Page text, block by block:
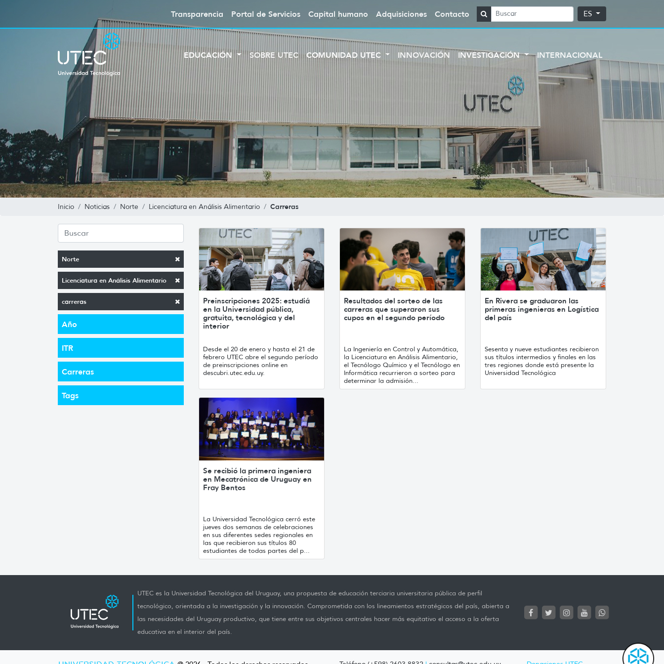
Transparencia Portal de Servicios Capital humano Adquisiciones Contacto ES
EDUCACIÓN SOBRE UTEC COMUNIDAD UTEC INNOVACIÓN INVESTIGACIÓN INTERNACIONAL
Inicio Noticias Norte Licenciatura en Análisis Alimentario Carreras
Norte
Licenciatura en Análisis Alimentario
carreras
Año
ITR
Carreras
Tags
Preinscripciones 2025: estudiá
en la Universidad pública,
gratuita, tecnológica y del
interior
Desde el 20 de enero y hasta el 21 de
febrero UTEC abre el segundo período
de preinscripciones online en
descubri.utec.edu.uy.
Resultados del sorteo de las
carreras que superaron sus
cupos en el segundo período
La Ingeniería en Control y Automática,
la Licenciatura en Análisis Alimentario,
el Tecnólogo Químico y el Tecnólogo en
Informática recurrieron a sorteo para
determinar la admisión...
En Rivera se graduaron las
primeras ingenieras en Logística
del país
Sesenta y nueve estudiantes recibieron
sus títulos intermedios y finales en las
tres regiones donde está presente la
Universidad Tecnológica
Se recibió la primera ingeniera
en Mecatrónica de Uruguay en
Fray Bentos
La Universidad Tecnológica cerró este
jueves dos semanas de celebraciones
en sus diferentes sedes regionales en
las que recibieron sus títulos 80
estudiantes de todas partes del p...
UTEC es la Universidad Tecnológica del Uruguay, una propuesta de educación terciaria universitaria pública de perfil
tecnológico, orientada a la investigación y la innovación. Comprometida con los lineamientos estratégicos del país, abierta a
las necesidades del Uruguay productivo, que tiene entre sus objetivos centrales hacer más equitativo el acceso a la oferta
educativa en el interior del país.